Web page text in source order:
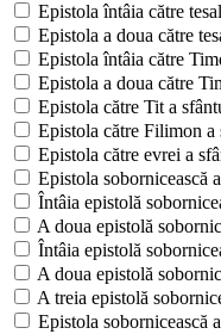
Epistola întâia către
Epistola a doua către
Epistola întâia către
Epistola a doua către
Epistola către Tit a
Epistola către Filimon a
Epistola către evrei a
Epistola sobornicească
Întâia epistolă
A doua epistolă
Întâia epistolă
A doua epistolă
A treia epistolă
Epistola sobornicească